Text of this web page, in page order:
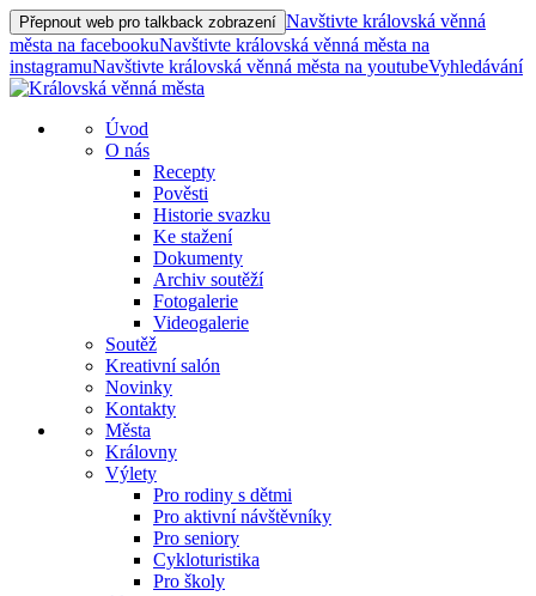
Přepnout web pro talkback zobrazení Navštivte královská věnná
města na facebookuNavštivte královská věnná města na
instagramuNavštivte královská věnná města na youtubeVyhledávání
Úvod
O nás
Recepty
Pověsti
Historie svazku
Ke stažení
Dokumenty
Archiv soutěží
Fotogalerie
Videogalerie
Soutěž
Kreativní salón
Novinky
Kontakty
Města
Královny
Výlety
Pro rodiny s dětmi
Pro aktivní návštěvníky
Pro seniory
Cykloturistika
Pro školy